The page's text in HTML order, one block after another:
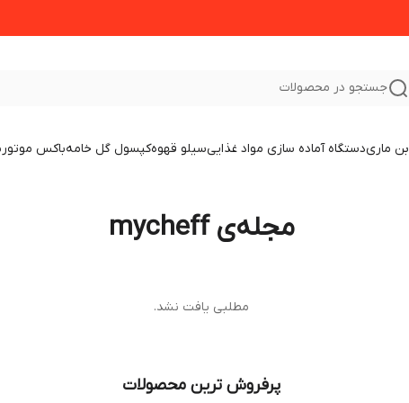
جستجو در محصولات
بن ماریدستگاه آماده سازی مواد غذاییسیلو قهوهکپسول گل خامهباکس موتور
مجله‌ی mycheff
مطلبی یافت نشد.
پرفروش ترین محصولات